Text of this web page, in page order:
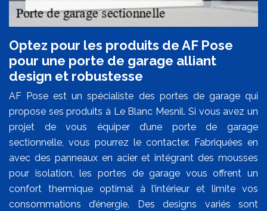
Optez pour les produits de AF Pose
pour une porte de garage alliant
design et robustesse
AF Pose est un spécialiste des portes de garage qui
propose ses produits à Le Blanc Mesnil. Si vous avez un
projet de vous équiper d’une porte de garage
sectionnelle, vous pourrez le contacter. Fabriquées en
avec des panneaux en acier et intégrant des mousses
pour isolation, les portes de garage vous offrent un
confort thermique optimal à l’intérieur et limite vos
consommations d’énergie. Des designs variés sont